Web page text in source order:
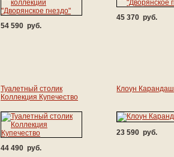
54 590 руб.
45 370 руб.
Туалетный столик
Коллекция Купечество
44 490 руб.
Клоун Карандаш
23 590 руб.